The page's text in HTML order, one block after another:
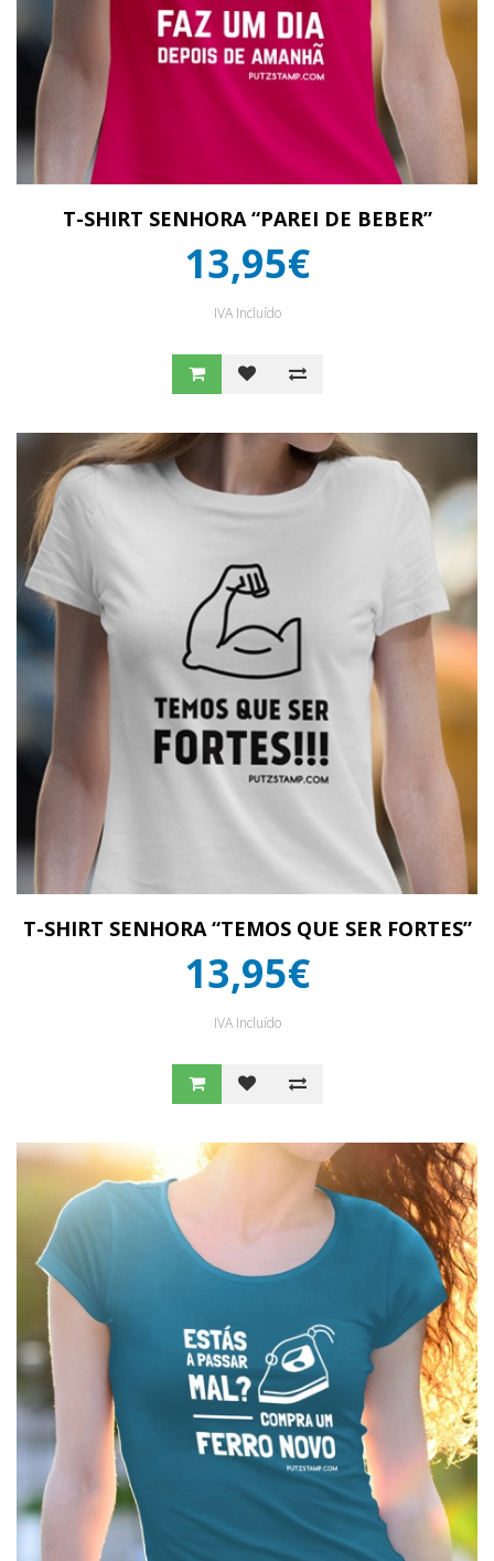
T-SHIRT SENHORA “PAREI DE BEBER”
13,95€
IVA Incluído
T-SHIRT SENHORA “TEMOS QUE SER FORTES”
13,95€
IVA Incluído